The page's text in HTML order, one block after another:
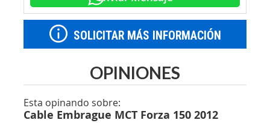
SOLICITAR MÁS INFORMACIÓN
OPINIONES
Esta opinando sobre:
Cable Embrague MCT Forza 150 2012